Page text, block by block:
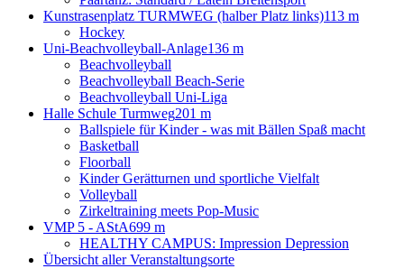
Kunstrasenplatz TURMWEG (halber Platz links)113 m
Hockey
Uni-Beachvolleyball-Anlage136 m
Beachvolleyball
Beachvolleyball Beach-Serie
Beachvolleyball Uni-Liga
Halle Schule Turmweg201 m
Ballspiele für Kinder - was mit Bällen Spaß macht
Basketball
Floorball
Kinder Gerätturnen und sportliche Vielfalt
Volleyball
Zirkeltraining meets Pop-Music
VMP 5 - AStA699 m
HEALTHY CAMPUS: Impression Depression
Übersicht aller Veranstaltungsorte